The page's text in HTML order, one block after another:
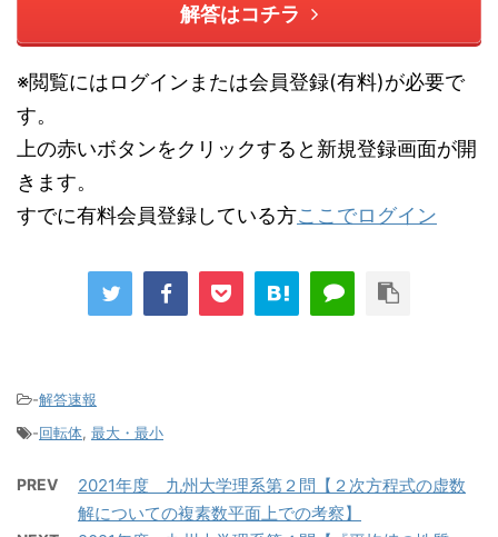
解答はコチラ
※閲覧にはログインまたは会員登録(有料)が必要で
す。
上の赤いボタンをクリックすると新規登録画面が開
きます。
すでに有料会員登録している方ここでログイン
-解答速報
-回転体, 最大・最小
PREV
2021年度 九州大学理系第２問【２次方程式の虚数
解についての複素数平面上での考察】